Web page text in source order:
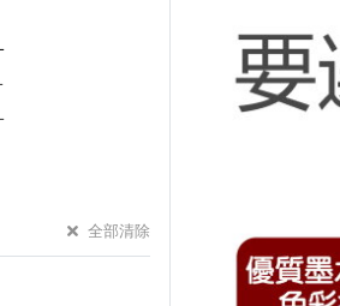
全部清除